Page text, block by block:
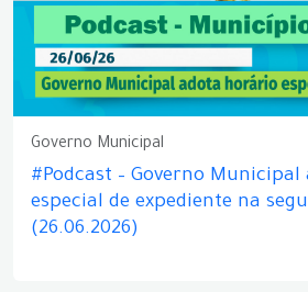
Governo Municipal
#Podcast – Governo
especial de expediente na
(26.06.2026)